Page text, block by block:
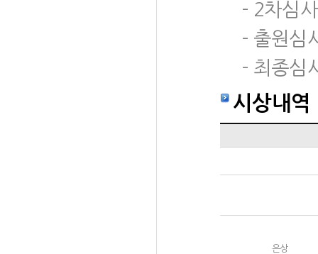
- 2차심
- 출원심
- 최종심
시상내역
은상